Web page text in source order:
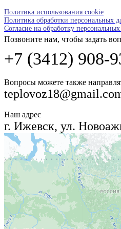
Политика использования cookie
Политика обработки персональных
Согласие на обработку
Позвоните нам, чтобы задать
+7 (3412) 908-
Вопросы можете также
Наш адрес
г. Ижевск, ул.